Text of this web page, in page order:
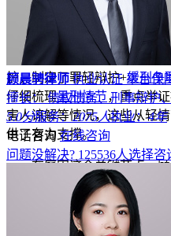
近48万用于个人投资与消费
顾晨骋律师介入后，其
到案件虽事实清晰，但
护，制定了罪轻辩护+缓刑争
仔细梳理量刑情节，重点举
害人谅解等情况，这些从轻
供了有力支撑。
在庭审这个关键节点，
养成的严谨审查习惯发挥了
样，严谨地向法庭阐述被告人
不致危害社会。他的
顾晨骋律师 执业认证 平台保
擅长： 债权债务、刑事辩护
5.0分服务：2075人执业：4年
电话咨询 在线咨询
问题没解决? 125536人选择咨